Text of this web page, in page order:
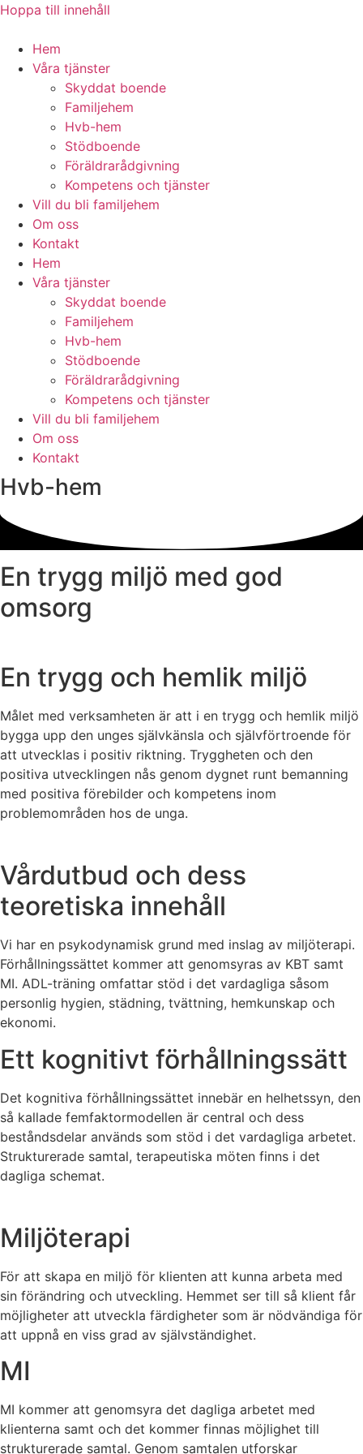
Hoppa till innehåll
Hem
Våra tjänster
Skyddat boende
Familjehem
Hvb-hem
Stödboende
Föräldrarådgivning
Kompetens och tjänster
Vill du bli familjehem
Om oss
Kontakt
Hem
Våra tjänster
Skyddat boende
Familjehem
Hvb-hem
Stödboende
Föräldrarådgivning
Kompetens och tjänster
Vill du bli familjehem
Om oss
Kontakt
Hvb-hem
En trygg miljö med god
omsorg
En trygg och hemlik miljö
Målet med verksamheten är att i en trygg och hemlik miljö
bygga upp den unges självkänsla och självförtroende för
att utvecklas i positiv riktning. Tryggheten och den
positiva utvecklingen nås genom dygnet runt bemanning
med positiva förebilder och kompetens inom
problemområden hos de unga.
Vårdutbud och dess
teoretiska innehåll
Vi har en psykodynamisk grund med inslag av miljöterapi.
Förhållningssättet kommer att genomsyras av KBT samt
MI. ADL-träning omfattar stöd i det vardagliga såsom
personlig hygien, städning, tvättning, hemkunskap och
ekonomi.
Ett kognitivt förhållningssätt
Det kognitiva förhållningssättet innebär en helhetssyn, den
så kallade femfaktormodellen är central och dess
beståndsdelar används som stöd i det vardagliga arbetet.
Strukturerade samtal, terapeutiska möten finns i det
dagliga schemat.
Miljöterapi
För att skapa en miljö för klienten att kunna arbeta med
sin förändring och utveckling. Hemmet ser till så klient får
möjligheter att utveckla färdigheter som är nödvändiga för
att uppnå en viss grad av självständighet.
MI
MI kommer att genomsyra det dagliga arbetet med
klienterna samt och det kommer finnas möjlighet till
strukturerade samtal. Genom samtalen utforskar